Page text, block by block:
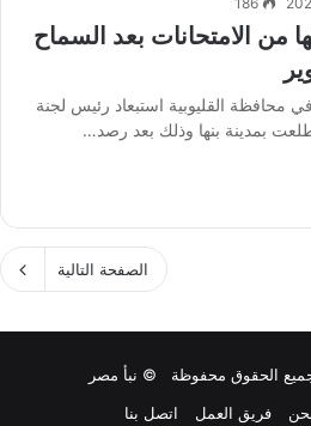
من الامتحانات بعد السماح
محافظة القليوبية استبعاد رئيس لجنة
بمدينة بنها وذلك بعد رصد…
الصفحة التالية
فريق العمل اتصل بنا